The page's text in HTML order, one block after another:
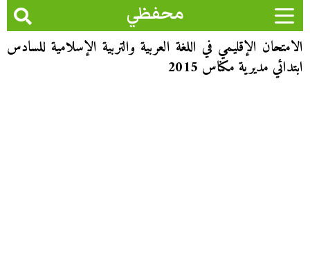
محفظي
الامتحان الإقليمي في اللغة العربية والتربية الإسلامية للسادس
ابتدائي مديرية مكناس 2015